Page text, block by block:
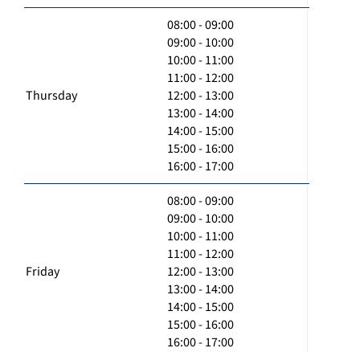
Thursday
08:00 - 09:00
09:00 - 10:00
10:00 - 11:00
11:00 - 12:00
12:00 - 13:00
13:00 - 14:00
14:00 - 15:00
15:00 - 16:00
16:00 - 17:00
Friday
08:00 - 09:00
09:00 - 10:00
10:00 - 11:00
11:00 - 12:00
12:00 - 13:00
13:00 - 14:00
14:00 - 15:00
15:00 - 16:00
16:00 - 17:00